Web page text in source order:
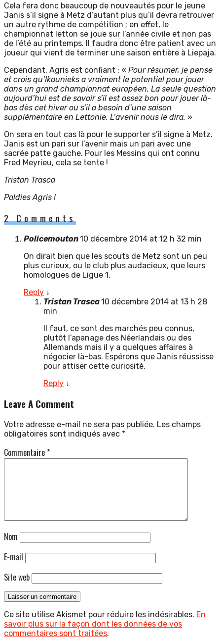
Cela fera donc beaucoup de nouveautés pour le jeune
Janis s’il signe à Metz d’autant plus qu’il devra retrouver
un autre rythme de compétition ; en effet, le
championnat letton se joue sur l’année civile et non pas
de l’été au printemps. Il faudra donc être patient avec un
joueur qui vient de terminer une saison entière à Liepaja.
Cependant, Agris est confiant : « Pour résumer, je pense
et crois qu’Ikaunieks a vraiment le potentiel pour jouer
dans un grand championnat européen. La seule question
aujourd’hui est de savoir s’il est assez bon pour jouer là-
bas dès cet hiver ou s’il a besoin d’une saison
supplémentaire en Lettonie. L’avenir nous le dira. »
On sera en tout cas là pour le supporter s’il signe à Metz.
Janis est un pari sur l’avenir mais un pari avec une
sacrée patte gauche. Pour les Messins qui ont connu
Fred Meyrieu, cela se tente !
Tristan Trasca
Paldies Agris !
2 Comments
Policemouton10 décembre 2014 at 12 h 32 min
On dirait bien que les scouts de Metz sont un peu
plus curieux, ou le club plus audacieux, que leurs
homologues de Ligue 1.
Reply ↓
Tristan Trasca10 décembre 2014 at 13 h 28
min
Il faut, ce sont des marchés peu connus,
plutôt l’apanage des Néerlandais ou des
Allemands mais il y a quelques affaires à
négocier là-bas. Espérons que Janis réussisse
pour attiser cette curiosité.
Reply ↓
Leave A Comment
Votre adresse e-mail ne sera pas publiée. Les champs
obligatoires sont indiqués avec *
Commentaire*
Nom
E-mail
Site web
Ce site utilise Akismet pour réduire les indésirables. En
savoir plus sur la façon dont les données de vos
commentaires sont traitées.